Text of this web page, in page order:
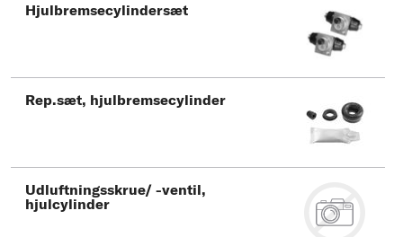
Hjulbremsecylindersæt
Rep.sæt, hjulbremsecylinder
Udluftningsskrue/ -ventil,
hjulcylinder